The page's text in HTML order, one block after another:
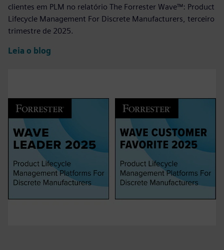
clientes em PLM no relatório The Forrester Wave™: Product
Lifecycle Management For Discrete Manufacturers, terceiro
trimestre de 2025.
Leia o blog